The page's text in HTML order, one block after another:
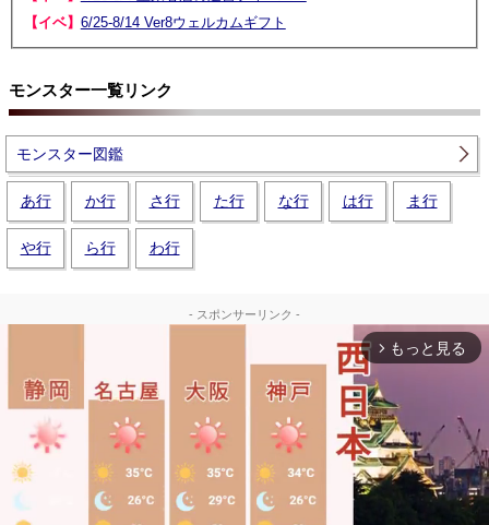
【イベ】 6/25-8/14 Ver8ウェルカムギフト
モンスター一覧リンク
モンスター図鑑
あ行 か行 さ行 た行 な行 は行 ま行
や行 ら行 わ行
- スポンサーリンク -
arrow_forward_ios もっと見る